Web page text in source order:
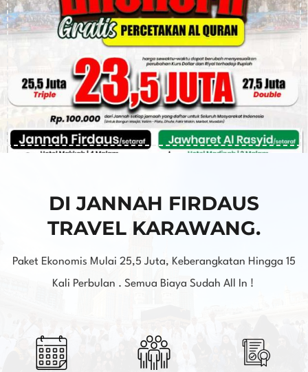
DI JANNAH FIRDAUS
TRAVEL KARAWANG.
Paket Ekonomis Mulai 25,5 Juta, Keberangkatan Hingga 15
Kali Perbulan . Semua Biaya Sudah All In !